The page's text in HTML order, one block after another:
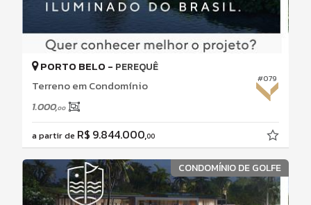
#079
PORTO BELO - PEREQUÊ
Terreno em Condomínio
1.000,00
a partir de R$ 9.844.000,00
CONDOMÍNIO DE GOLFE